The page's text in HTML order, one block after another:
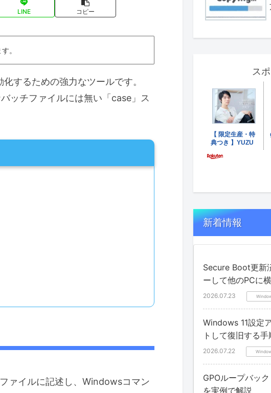
LINE コピー
。
するための強力なツールです。
ッチファイルには無い「case」ス
ァイルに記述し、Windowsコマン
ス
新着情報
Secure Boot更新
ーして他のPCに
2026.07.23
Windows 11設定
トして復旧する手
2026.07.22
GPOループバッ
を実例で解説